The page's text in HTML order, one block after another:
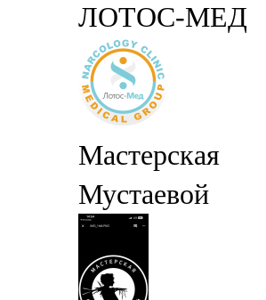
ЛОТОС-МЕД
Мастерская
Мустаевой